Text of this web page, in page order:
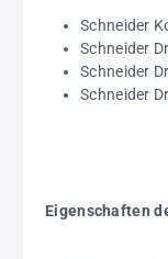
Schneider
Schneider
Schneider
Schneider
Eigenschaften